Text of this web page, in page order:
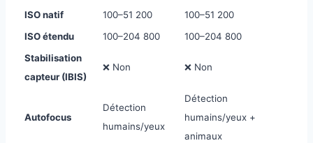
ISO natif
100–51 200
100–51 200
ISO étendu
100–204 800
100–204 800
Stabilisation
capteur (IBIS)
❌ Non ❌ Non
Autofocus
Détection
humains/yeux
Détection
humains/yeux +
animaux